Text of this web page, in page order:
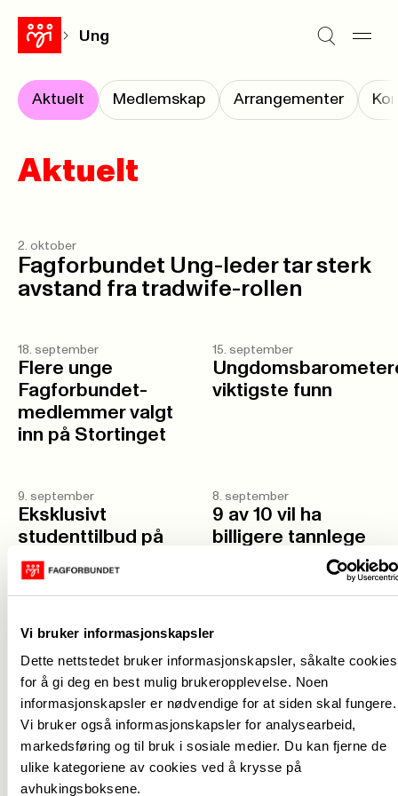
Vi bruker informasjonskapsler
Dette nettstedet bruker informasjonskapsler, såkalte
for å gi deg en best mulig brukeropplevelse. Noen
informasjonskapsler er nødvendige for at siden skal fungere.
Vi bruker også informasjonskapsler for analysearbeid,
markedsføring og til bruk i sosiale medier. Du kan fjerne de
ulike kategoriene av cookies ved å krysse på
avhukingsboksene.
Ung
Aktuelt Medlemskap Arrangementer
Aktuelt
2. oktober
Fagforbundet Ung-leder tar sterk
avstand fra tradwife-rollen
18. september
Flere unge
Fagforbundet-
medlemmer valgt
inn på Stortinget
15. september
viktigste funn
9. september
Eksklusivt
studenttilbud på
MedEasy
8. september
9 av 10 vil ha
billigere tannlege
Fagforbundet
verver
studentmedlemmer
besøkte unges
arbeidsplasser på
Svalbard